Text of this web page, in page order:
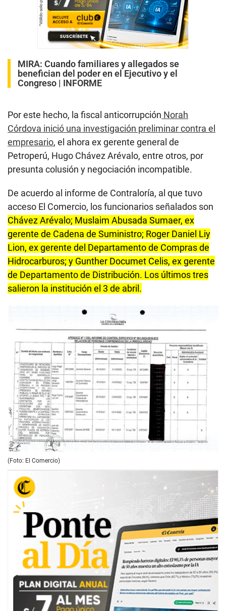
MIRA: Cuando familiares y allegados se
benefician del poder en el Ejecutivo y el
Congreso | INFORME
Por este hecho, la fiscal anticorrupción Norah
Córdova inició una investigación preliminar contra el
empresario, el ahora ex gerente general de
Petroperú, Hugo Chávez Arévalo, entre otros, por
presunta colusión y negociación incompatible.
De acuerdo al informe de Contraloría, al que tuvo
acceso El Comercio, los funcionarios señalados son
Chávez Arévalo; Muslaim Abusada Sumaer, ex
gerente de Cadena de Suministro; Roger Daniel Liy
Lion, ex gerente del Departamento de Compras de
Hidrocarburos; y Gunther Documet Celis, ex gerente
de Departamento de Distribución. Los últimos tres
salieron la institución el 3 de abril.
(Foto: El Comercio)